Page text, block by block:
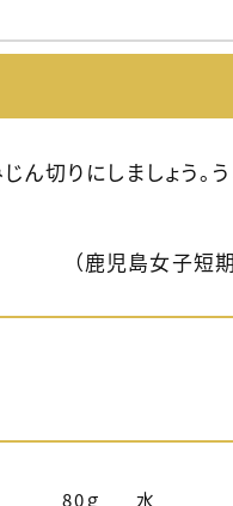
切りにしましょう。
（鹿児島女子
80ｇ
水